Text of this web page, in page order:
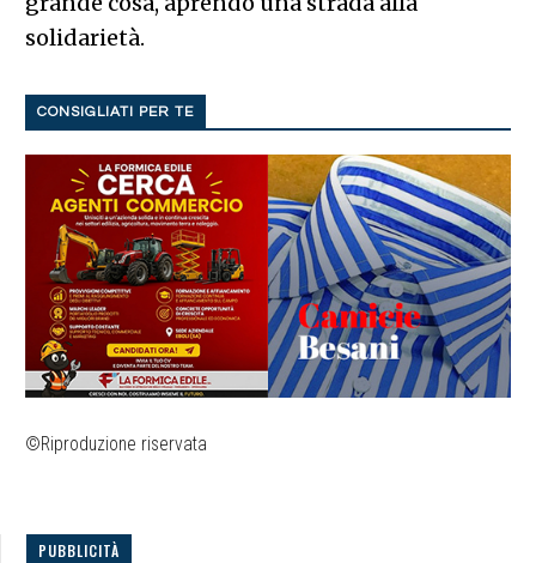
solidarietà.
CONSIGLIATI PER TE
©Riproduzione riservata
PUBBLICITÀ